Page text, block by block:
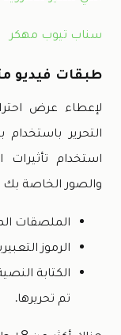
سناب تيوب مهكر
طبقات فيديو
لإعطاء عرض
التحرير
استخدام
والصور الخاصة بك
الملصقات
الرموز
الكتابة
تم تحريرها.